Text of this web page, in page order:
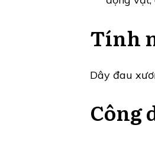
Tính
Dây đau
Công